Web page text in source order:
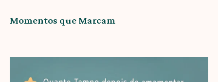
Momentos que Marcam